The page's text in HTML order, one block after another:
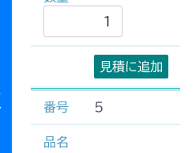
見積に追加
5